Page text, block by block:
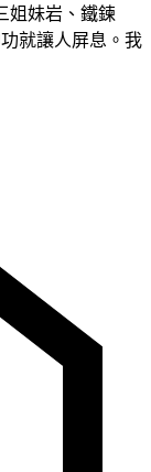
姐妹岩、鐵鍊
就讓人屏息。我